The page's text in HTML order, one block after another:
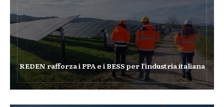
REDEN rafforza i PPA e i BESS per l’industria italiana